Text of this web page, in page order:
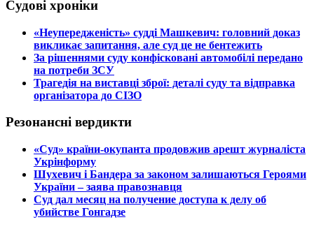
Судові хроніки
​«Неупередженість» судді Машкевич: головний доказ
викликає запитання, але суд це не бентежить
​За рішеннями суду конфісковані автомобілі передано
на потреби ЗСУ
​Трагедія на виставці зброї: деталі суду та відправка
організатора до СІЗО
Резонансні вердикти
​«Суд» країни-окупанта продовжив арешт журналіста
Укрінформу
Шухевич і Бандера за законом залишаються Героями
України – заява правознавця
Суд дал месяц на получение доступа к делу об
убийстве Гонгадзе